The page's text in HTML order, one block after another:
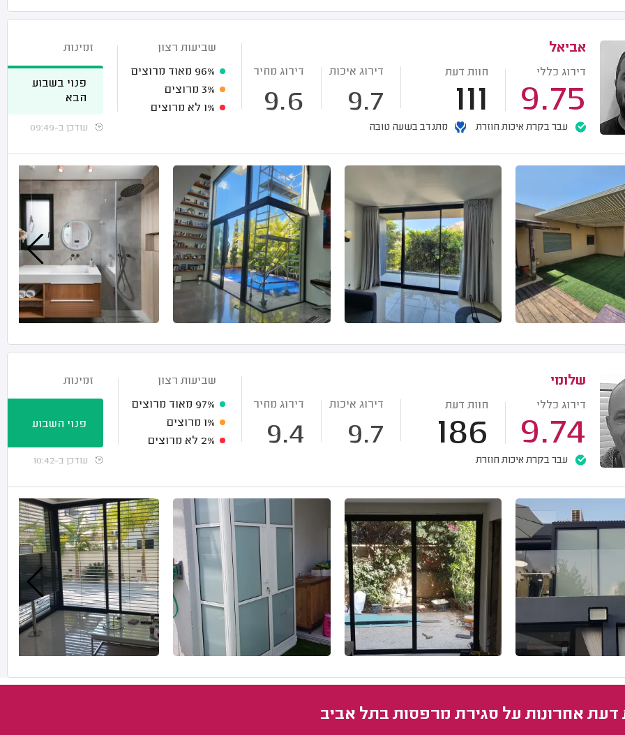
אביאל
דירוג כללי
9.75
חוות דעת
111
דירוג איכות
9.7
דירוג מחיר
9.6
עבר בקרת איכות חוזרת מתנדב בשעה טובה
שביעות רצון
96% מאוד מרוצים
3% מרוצים
1% לא מרוצים
זמינות
פנוי בשבוע
הבא
עודכן ב-09:49
שלומי
דירוג כללי
9.74
חוות דעת
186
דירוג איכות
9.7
דירוג מחיר
9.4
עבר בקרת איכות חוזרת
שביעות רצון
97% מאוד מרוצים
1% מרוצים
2% לא מרוצים
זמינות
פנוי השבוע
עודכן ב-10:42
דעת אחרונות על סגירת מרפסות בתל אביב